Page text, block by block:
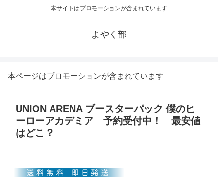
本サイトはプロモーションが含まれています
よやく部
本ページはプロモーションが含まれています
UNION ARENA ブースターパック 僕のヒ
ーローアカデミア 予約受付中！ 最安値
はどこ？